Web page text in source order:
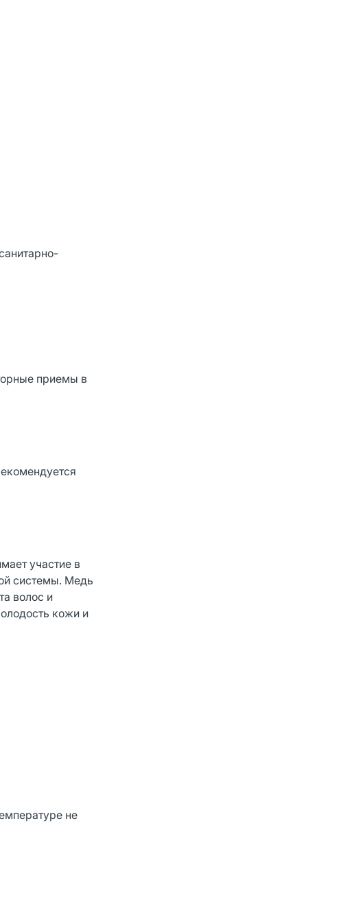
приемы в
участие в
системы. Медь
волос и
кожи и
не